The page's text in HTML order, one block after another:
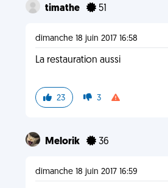
timathe 51
dimanche 18 juin 2017 16:58
La restauration aussi
23 3
Melorik 36
dimanche 18 juin 2017 16:59